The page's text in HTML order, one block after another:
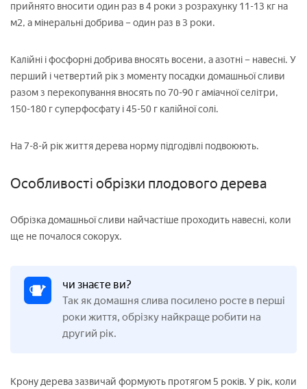
прийнято вносити один раз в 4 роки з розрахунку 11-13 кг на
м2, а мінеральні добрива – один раз в 3 роки.
Калійні і фосфорні добрива вносять восени, а азотні – навесні. У
перший і четвертий рік з моменту посадки домашньої сливи
разом з перекопування вносять по 70-90 г аміачної селітри,
150-180 г суперфосфату і 45-50 г калійної солі.
На 7-8-й рік життя дерева норму підгодівлі подвоюють.
Особливості обрізки плодового дерева
Обрізка домашньої сливи найчастіше проходить навесні, коли
ще не почалося сокорух.
чи знаєте ви?
Так як домашня слива посилено росте в перші
роки життя, обрізку найкраще робити на
другий рік.
Крону дерева зазвичай формують протягом 5 років. У рік, коли